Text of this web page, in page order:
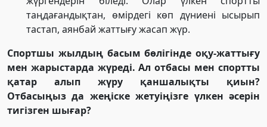
таңдағандықтан, өмірдегі көп дүниені ысырып
тастап, аянбай жаттығу жасап жүр.
Спортшы жылдың басым бөлігінде оқу-жаттығу
мен жарыстарда жүреді. Ал отбасы мен спортты
қатар алып жүру қаншалықты қиын?
Отбасыңыз да жеңіске жетуіңізге үлкен әсерін
тигізген шығар?